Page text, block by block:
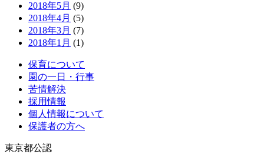
2018年5月 (9)
2018年4月 (5)
2018年3月 (7)
2018年1月 (1)
保育について
園の一日・行事
苦情解決
採用情報
個人情報について
保護者の方へ
東京都公認